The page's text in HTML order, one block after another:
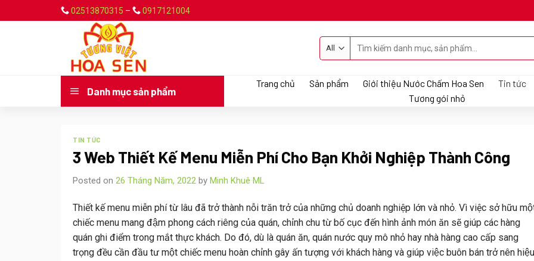
to
02513870315 – 0917121004
kiếm:
Danh mục sản phẩm
Trang chủ Sản phẩm Giới thiệu Nước Chấm Hoa Sen
Tin tức
Tương gói nhỏ
TIN TỨC
3 Web Thiết Kế Menu Miễn Phí Cho Bạn Khởi Nghiệp Thành Công
Posted on 26 Tháng Năm, 2022 by Minh Khuê ML
Thiết kế menu miễn phí từ lâu đã trở thành nỗi trăn trở của những chủ doanh nghiệp lớn và nhỏ. Vì việc sở hữu
chiếc menu mang đậm phong cách riêng của quán, chỉnh chu từ bố cục đến hình ảnh món ăn sẽ giúp các hàng
quán ghi điểm trong mắt thực khách. Do đó, dù là quán ăn, quán nước quy mô nhỏ hay nhà hàng cao cấp sang
trọng đều cần đầu tư một chiếc menu hoàn chỉnh gây ấn tượng với khách hàng và giúp việc buôn bán trở nên hiệu